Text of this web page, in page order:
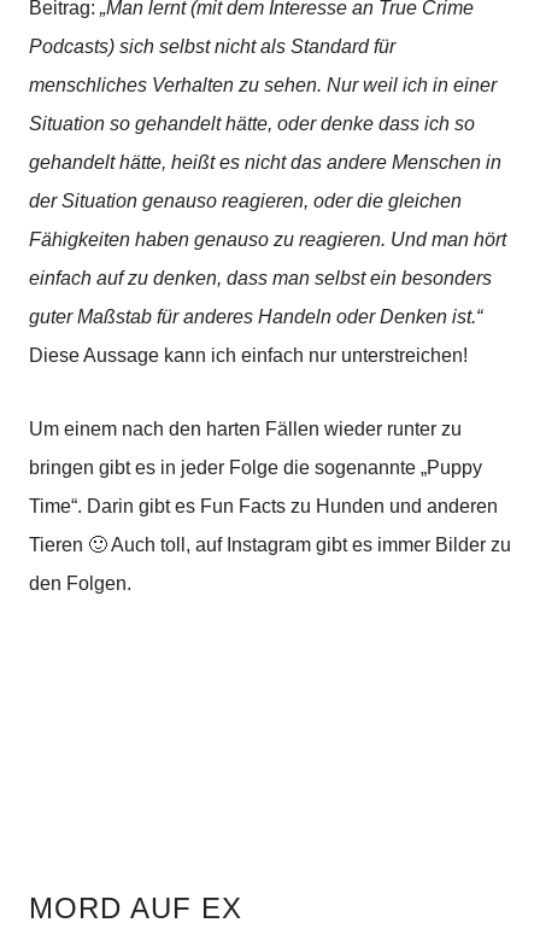
Beitrag: „Man lernt (mit dem Interesse an True Crime
Podcasts) sich selbst nicht als Standard für
menschliches Verhalten zu sehen. Nur weil ich in einer
Situation so gehandelt hätte, oder denke dass ich so
gehandelt hätte, heißt es nicht das andere Menschen in
der Situation genauso reagieren, oder die gleichen
Fähigkeiten haben genauso zu reagieren. Und man hört
einfach auf zu denken, dass man selbst ein besonders
guter Maßstab für anderes Handeln oder Denken ist.“
Diese Aussage kann ich einfach nur unterstreichen!
Um einem nach den harten Fällen wieder runter zu
bringen gibt es in jeder Folge die sogenannte „Puppy
Time“. Darin gibt es Fun Facts zu Hunden und anderen
Tieren 🙂 Auch toll, auf Instagram gibt es immer Bilder zu
den Folgen.
MORD AUF EX